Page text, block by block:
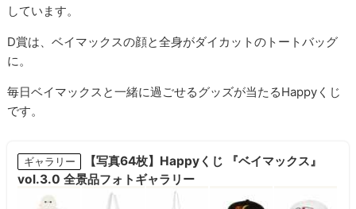
しています。
D賞は、ベイマックスの顔と全身がダイカットのトートバッグ
に。
毎日ベイマックスと一緒に過ごせるグッズが当たるHappyくじ
です。
ギャラリー
【写真64枚】Happyくじ 『ベイマックス』
vol.3.0 全景品フォトギャラリー